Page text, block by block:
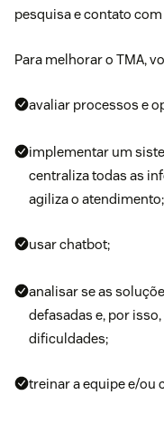
pesquisa e contato
Para melhorar o TMA,
avaliar processos e
implementar um
centraliza todas as
agiliza o atendimento;
usar chatbot;
analisar se as
defasadas e, por
dificuldades;
treinar a equipe e/ou